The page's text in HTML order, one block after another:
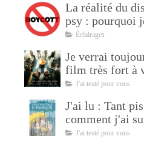
La réalité du
psy : pourquoi
adhérer !
Éclairages
Je verrai
film très fort à
restaurative
J'ai testé pour vous
J'ai lu : Tant
comment j'ai
manipulateur
J'ai testé pour vous